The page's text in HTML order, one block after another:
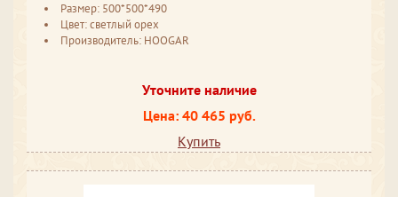
Размер: 500*500*490
Цвет: светлый орех
Производитель: HOOGAR
Уточните наличие
Цена: 40 465 руб.
Купить